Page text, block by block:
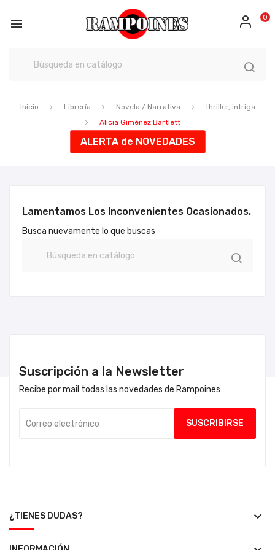
 0
Inicio Librería Novela / Narrativa
thriller, intriga
Alicia Giménez Bartlett
ALERTA de NOVEDADES
Lamentamos Los Inconvenientes Ocasionados.
Busca nuevamente lo que buscas
Suscripción a la Newsletter
Recibe por mail todas las novedades de Rampoines
¿TIENES DUDAS? keyboard_arrow_down